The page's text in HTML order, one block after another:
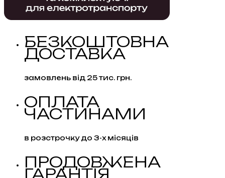
БЕЗКОШТОВНА
ДОСТАВКА
замовлень від 25 тис. грн.
ОПЛАТА
ЧАСТИНАМИ
в розстрочку до 3-х місяців
ПРОДОВЖЕНА
ГАРАНТІЯ